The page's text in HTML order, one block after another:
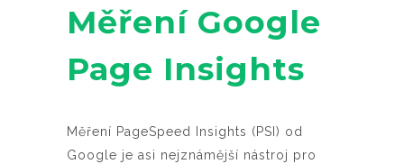
Měření Google
Page Insights
Měření PageSpeed Insights (PSI) od
Google je asi nejznámější nástroj pro